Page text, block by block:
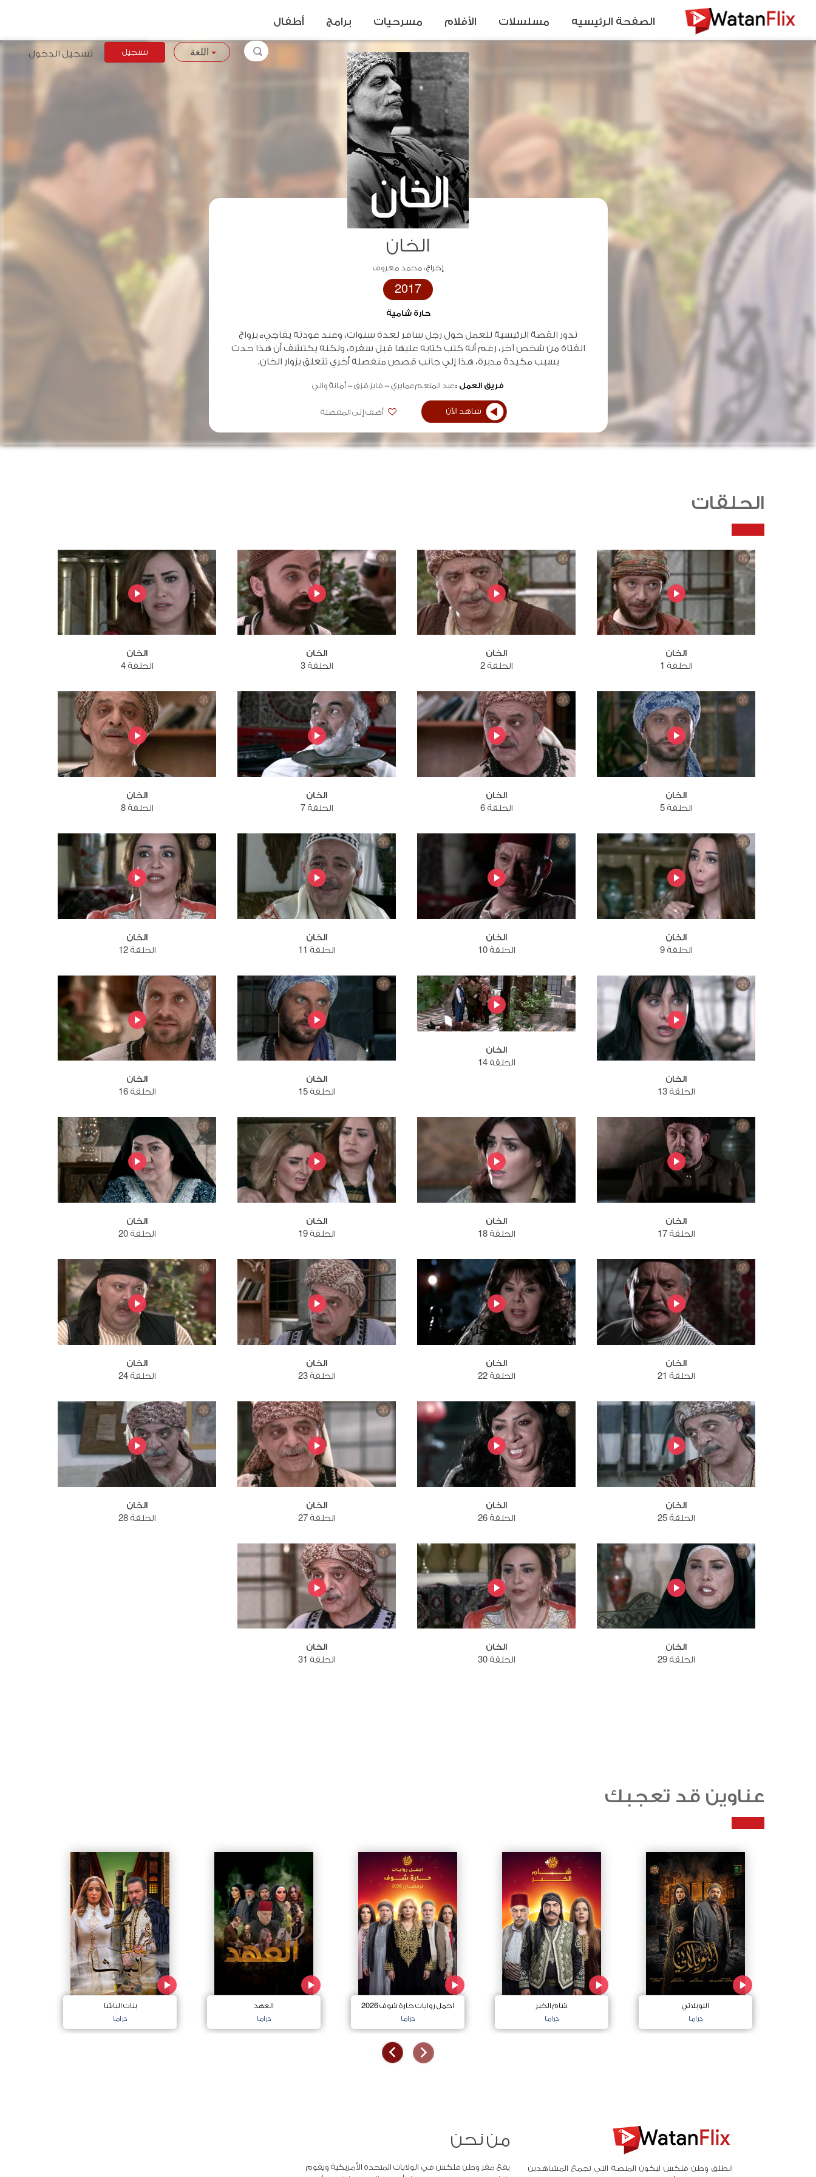
الخان
إخراج :محمد معروف
2017
حارة شامية
تدور القصة الرئيسية للعمل حول رجل سافر لعدة سنوات، وعند عودته يفاجيء بزواج
الفتاة من شخص آخر، رغم أنه كتب كتابه عليها قبل سفره، ولكنه يكتشف أن هذا حدث
بسبب مكيدة مدبرة، هذا إلي جانب قصص منفصلة أخري تتعلق بزوار الخان.
فريق العمل :عبد المنعم عمايري فايز قزق أمانة والي
شاهد الآن أضف إلى المفضلة
الحلقات
الخان
الحلقة 1
الخان
الحلقة 2
الخان
الحلقة 3
الخان
الحلقة 4
الخان
الحلقة 5
الخان
الحلقة 6
الخان
الحلقة 7
الخان
الحلقة 8
الخان
الحلقة 9
الخان
الحلقة 10
الخان
الحلقة 11
الخان
الحلقة 12
الخان
الحلقة 13
الخان
الحلقة 14
الخان
الحلقة 15
الخان
الحلقة 16
الخان
الحلقة 17
الخان
الحلقة 18
الخان
الحلقة 19
الخان
الحلقة 20
الخان
الحلقة 21
الخان
الحلقة 22
الخان
الحلقة 23
الخان
الحلقة 24
الخان
الحلقة 25
الخان
الحلقة 26
الخان
الحلقة 27
الخان
الحلقة 28
الخان
الحلقة 29
الخان
الحلقة 30
الخان
الحلقة 31
عناوين قد تعجبك
النويلاتي
دراما
شام الخير
دراما
اجمل روايات حارة شوف 2026
دراما
العهد
دراما
بنات الباشا
دراما
الصفحة الرئيسيه مسلسلات الأفلام مسرحيات برامج أطفال
اللغة تسجيل تسجيل الدخول
انطلق وطن فلكس ليكون المنصة التي تجمع المشاهدين
من نحن
يقع مقر وطن فلكس في الولايات المتحدة الأمريكية ويقوم